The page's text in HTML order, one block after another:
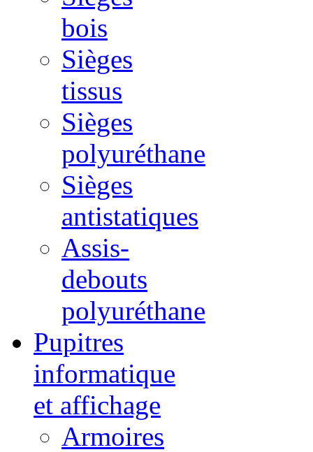
bois
Sièges
tissus
Sièges
polyuréthane
Sièges
antistatiques
Assis-
debouts
polyuréthane
Pupitres
informatique
et affichage
Armoires